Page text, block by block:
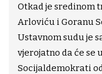
Otkad je sredinom
Arloviću i Goranu
Ustavnom sudu je
vjerojatno da će se
Socijaldemokrati